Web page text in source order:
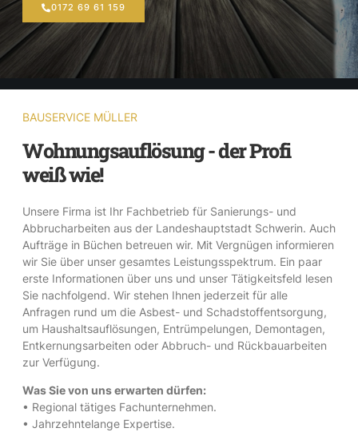
0172 69 61 159
BAUSERVICE MÜLLER
Wohnungsauflösung - der Profi
weiß wie!
Unsere Firma ist Ihr Fachbetrieb für Sanierungs- und
Abbrucharbeiten aus der Landeshauptstadt Schwerin. Auch
Aufträge in Büchen betreuen wir. Mit Vergnügen informieren
wir Sie über unser gesamtes Leistungsspektrum. Ein paar
erste Informationen über uns und unser Tätigkeitsfeld lesen
Sie nachfolgend. Wir stehen Ihnen jederzeit für alle
Anfragen rund um die Asbest- und Schadstoffentsorgung,
um Haushaltsauflösungen, Entrümpelungen, Demontagen,
Entkernungsarbeiten oder Abbruch- und Rückbauarbeiten
zur Verfügung.
Was Sie von uns erwarten dürfen:
• Regional tätiges Fachunternehmen.
• Jahrzehntelange Expertise.